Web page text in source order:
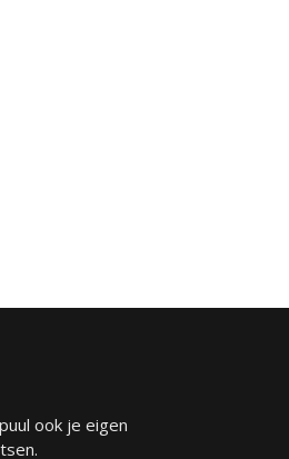
ook je eigen